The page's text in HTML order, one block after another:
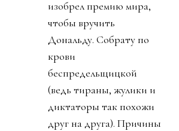
изобрел премию мира,
чтобы вручить
Дональду. Собрату по
крови
беспредельщицкой
(ведь тираны, жулики и
диктаторы так похожи
друг на друга). Причины